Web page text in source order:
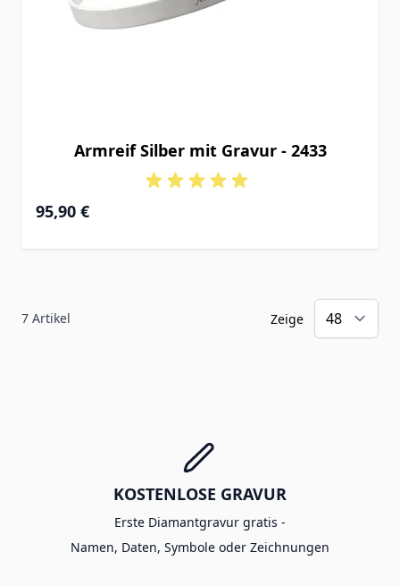
Armreif Silber mit Gravur - 2433
95,90 €
7 Artikel Zeige
KOSTENLOSE GRAVUR
Erste Diamantgravur gratis -
Namen, Daten, Symbole oder Zeichnungen